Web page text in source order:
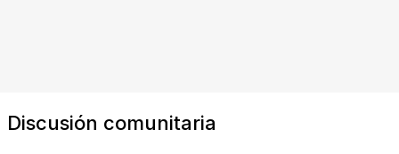
Discusión comunitaria